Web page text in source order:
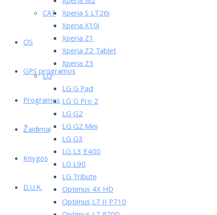
CAT
OS
GPS programos
Programos
Žaidimai
Knygos
D.U.K.
Xperia S LT26i
Xperia X10i
Xperia Z1
Xperia Z2 Tablet
Xperia Z3
LG
LG G Pad
LG G Pro 2
LG G2
LG G2 Mini
LG G3
LG L3 E400
LG L90
LG Tribute
Optimus 4X HD
Optimus L7 II P710